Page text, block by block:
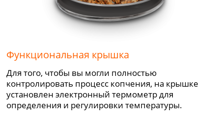
Функциональная крышка
Для того, чтобы вы могли полностью
контролировать процесс копчения, на крышке
установлен электронный термометр для
определения и регулировки температуры.